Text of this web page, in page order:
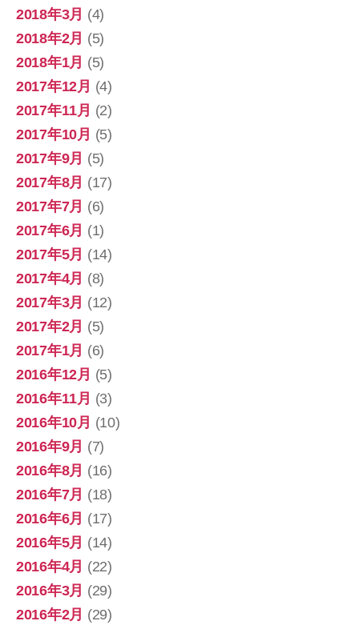
2018年3月 (4)
2018年2月 (5)
2018年1月 (5)
2017年12月 (4)
2017年11月 (2)
2017年10月 (5)
2017年9月 (5)
2017年8月 (17)
2017年7月 (6)
2017年6月 (1)
2017年5月 (14)
2017年4月 (8)
2017年3月 (12)
2017年2月 (5)
2017年1月 (6)
2016年12月 (5)
2016年11月 (3)
2016年10月 (10)
2016年9月 (7)
2016年8月 (16)
2016年7月 (18)
2016年6月 (17)
2016年5月 (14)
2016年4月 (22)
2016年3月 (29)
2016年2月 (29)